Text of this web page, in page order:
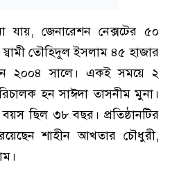
যায়, জেনারেশন নেক্সটের ৫০
তৌহিদুল ইসলাম ৪৫ হাজার
হন ২০০৪ সালে। একই সময়ে ২
হন সাঈদা তাসনীম মুনা।
ছিল ৩৮ বছর। প্রতিষ্ঠানটির
শাহীন আখতার চৌধুরী,